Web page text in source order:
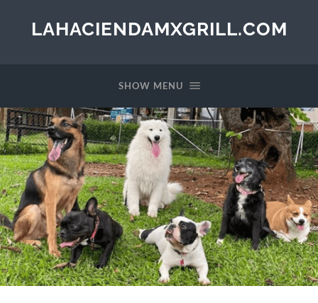
LAHACIENDAMXGRILL.COM
SHOW MENU